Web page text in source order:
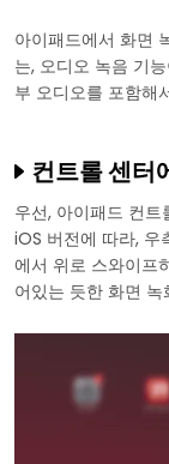
아이패드에서 화면
는, 오디오 녹음 기
부 오디오를 포함해
컨트롤 센터
우선, 아이패드 컨
iOS 버전에 따라, 우
에서 위로 스와이프
어있는 듯한 화면